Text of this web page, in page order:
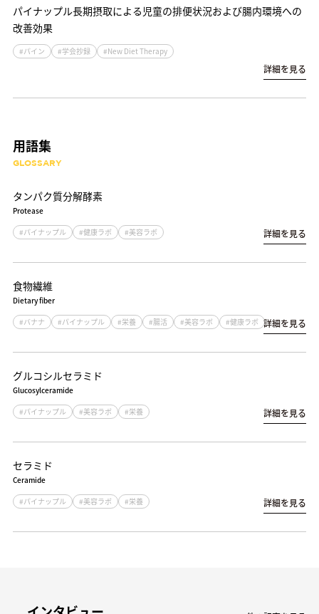
パイナップル長期摂取による児童の排便状況および腸内環境への
改善効果
#パイン #学会抄録 #New Diet Therapy
詳細を見る
用語集
GLOSSARY
タンパク質分解酵素
Protease
#パイナップル
#健康ラボ #美容ラボ 詳細を見る
食物繊維
Dietary fiber
#バナナ
#パイナップル #栄養 #腸活 #美容ラボ #健康ラボ 詳細を見る
グルコシルセラミド
Glucosylceramide
#パイナップル
#美容ラボ #栄養 詳細を見る
セラミド
Ceramide
#パイナップル
#美容ラボ #栄養 詳細を見る